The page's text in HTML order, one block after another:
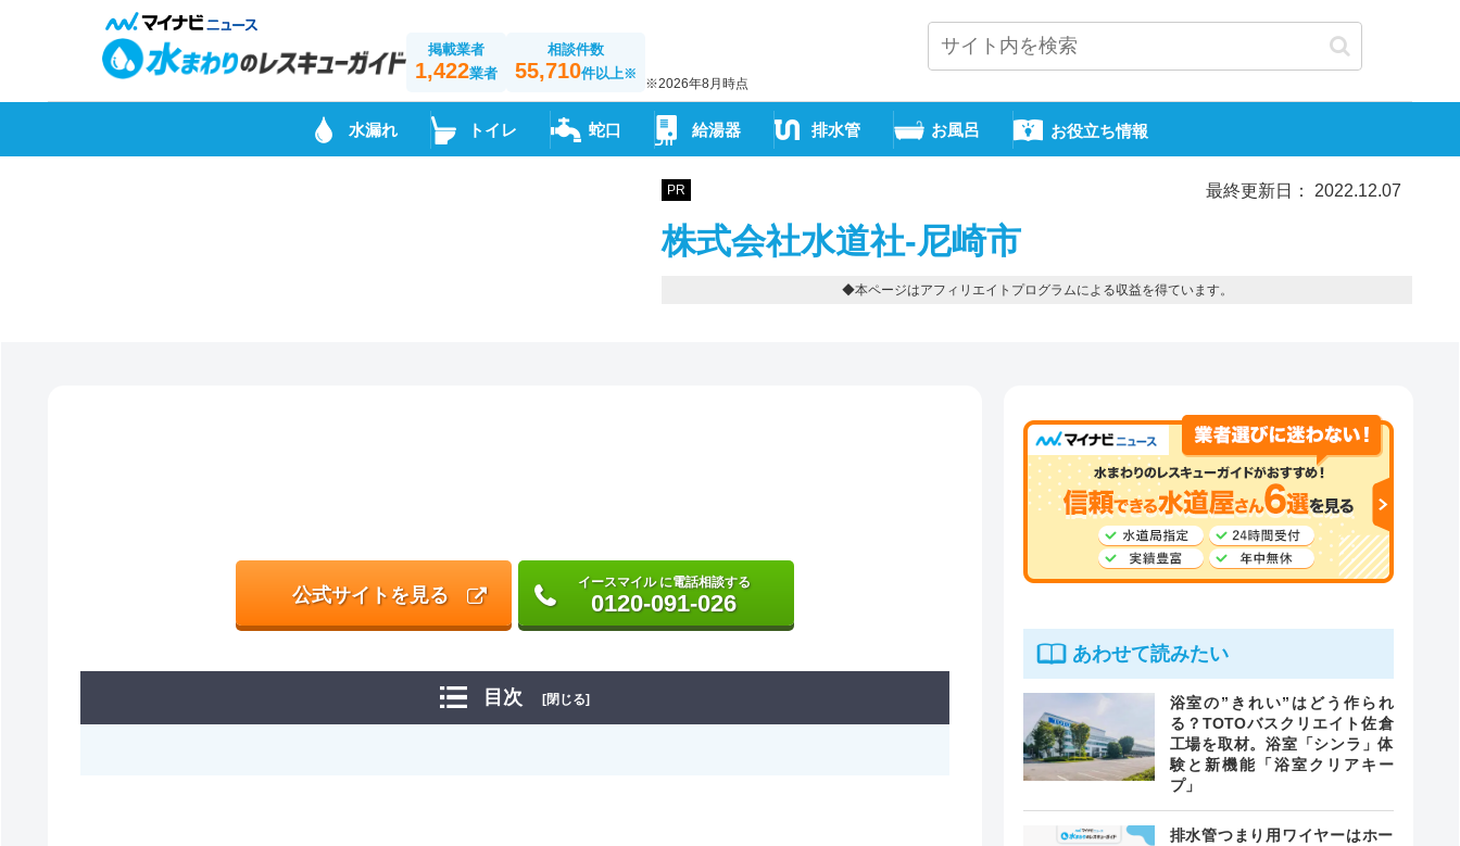
掲載業者
1,422業者
相談件数
55,710件以上※
※2026年8月時点
水漏れ トイレ 蛇口 給湯器 排水管 お風呂 お役立ち情報
PR 最終更新日： 2022.12.07
株式会社水道社-尼崎市
◆本ページはアフィリエイトプログラムによる収益を得ています。
公式サイトを見る
イースマイル に電話相談する
0120-091-026
目次 [閉じる]
あわせて読みたい
浴室の”きれい”はどう作られ
る？TOTOバスクリエイト佐倉
工場を取材。浴室「シンラ」体
験と新機能「浴室クリアキー
プ」
排水管つまり用ワイヤーはホー